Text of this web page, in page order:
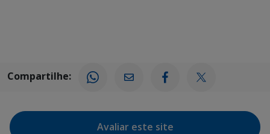
Compartilhe:
Avaliar este site